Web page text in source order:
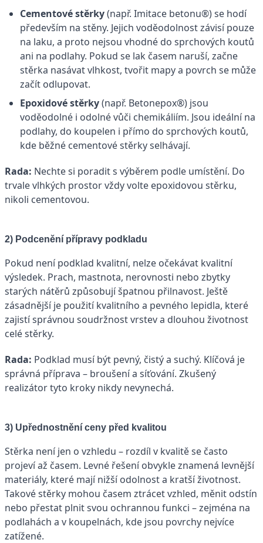
Cementové stěrky(např. Imitace betonu®) se hodí
především na stěny. Jejich voděodolnost závisí pouze
na laku, a proto nejsou vhodné do sprchových koutů
ani na podlahy. Pokud se lak časem naruší, začne
stěrka nasávat vlhkost, tvořit mapy a povrch se může
začít odlupovat.
Epoxidové stěrky(např. Betonepox®) jsou
voděodolné i odolné vůči chemikáliím. Jsou ideální na
podlahy, do koupelen i přímo do sprchových koutů,
kde běžné cementové stěrky selhávají.
Rada: Nechte si poradit s výběrem podle umístění. Do
trvale vlhkých prostor vždy volte epoxidovou stěrku,
nikoli cementovou.
2) Podcenění přípravy podkladu
Pokud není podklad kvalitní, nelze očekávat kvalitní
výsledek. Prach, mastnota, nerovnosti nebo zbytky
starých nátěrů způsobují špatnou přilnavost. Ještě
zásadnější je použití kvalitního a pevného lepidla, které
zajistí správnou soudržnost vrstev a dlouhou životnost
celé stěrky.
Rada: Podklad musí být pevný, čistý a suchý. Klíčová je
správná příprava – broušení a síťování. Zkušený
realizátor tyto kroky nikdy nevynechá.
3) Upřednostnění ceny před kvalitou
Stěrka není jen o vzhledu – rozdíl v kvalitě se často
projeví až časem. Levné řešení obvykle znamená levnější
materiály, které mají nižší odolnost a kratší životnost.
Takové stěrky mohou časem ztrácet vzhled, měnit odstín
nebo přestat plnit svou ochrannou funkci – zejména na
podlahách a v koupelnách, kde jsou povrchy nejvíce
zatížené.